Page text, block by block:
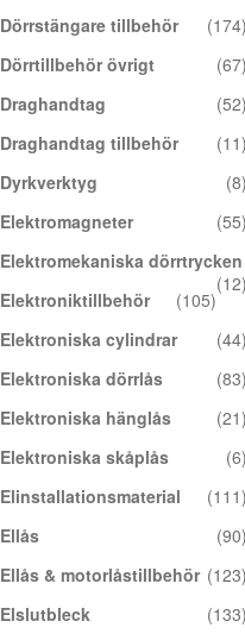
Dörrstängare tillbehör
(174)
Dörrtillbehör övrigt
(67)
Draghandtag
(52)
Draghandtag tillbehör
(11)
Dyrkverktyg
(8)
Elektromagneter
(55)
Elektromekaniska dörrtrycken
(12)
Elektroniktillbehör
(105)
Elektroniska cylindrar
(44)
Elektroniska dörrlås
(83)
Elektroniska hänglås
(21)
Elektroniska skåplås
(6)
Elinstallationsmaterial
(111)
Ellås
(90)
Ellås & motorlåstillbehör (123)
Elslutbleck
(133)